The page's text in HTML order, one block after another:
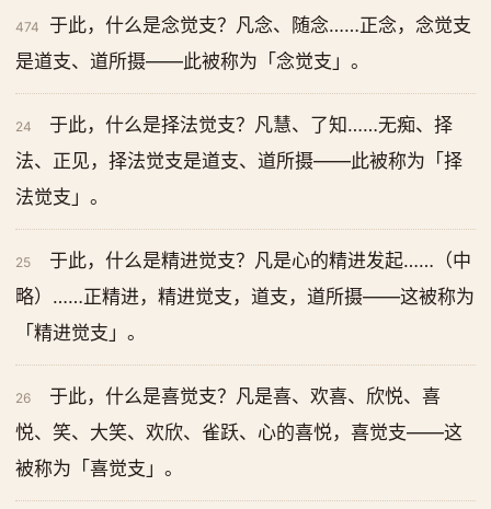
474
于此，什么是念觉支？凡念、随念……正念，念觉支
是道支、道所摄——此被称为「念觉支」。
24
于此，什么是择法觉支？凡慧、了知……无痴、择
法、正见，择法觉支是道支、道所摄——此被称为「择
法觉支」。
25
于此，什么是精进觉支？凡是心的精进发起……（中
略）……正精进，精进觉支，道支，道所摄——这被称为
「精进觉支」。
26
于此，什么是喜觉支？凡是喜、欢喜、欣悦、喜
悦、笑、大笑、欢欣、雀跃、心的喜悦，喜觉支——这
被称为「喜觉支」。